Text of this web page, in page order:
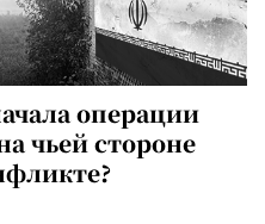
операции
чьей стороне